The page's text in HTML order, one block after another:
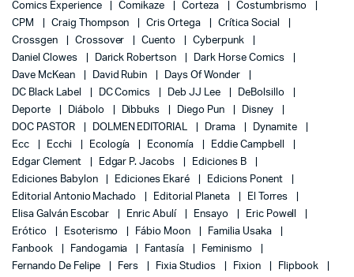
Comics Experience
Comikaze Corteza
Costumbrismo
CPM
Craig Thompson Cris Ortega
Crítica Social
Crossgen
Crossover Cuento
Cyberpunk
Daniel Clowes
Darick Robertson
Dark Horse Comics
Dave McKean
David Rubin
Days Of Wonder
DC Black Label
DC Comics Deb JJ Lee
DeBolsillo
Deporte
Diábolo Dibbuks Diego Pun
Disney
DOC PASTOR
DOLMEN EDITORIAL Drama
Dynamite
Ecc
Ecchi Ecología Economía
Eddie Campbell
Edgar Clement
Edgar P. Jacobs
Ediciones B
Ediciones Babylon
Ediciones Ekaré
Edicions Ponent
Editorial Antonio Machado
Editorial Planeta
El Torres
Elisa Galván Escobar
Enric Abulí Ensayo
Eric Powell
Erótico
Esoterismo Fábio Moon
Familia Usaka
Fanbook
Fandogamia Fantasía
Feminismo
Fernando De Felipe
Fers Fixia Studios Fixion
Flipbook